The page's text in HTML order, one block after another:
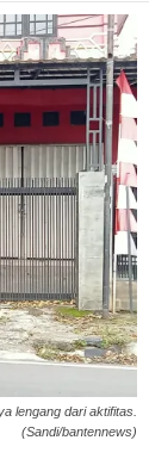
lengang dari aktifitas.
(Sandi/bantennews)